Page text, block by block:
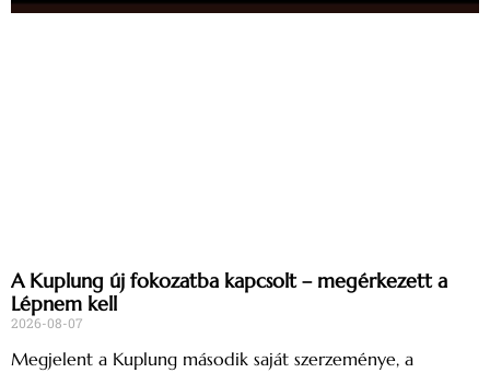
A Kuplung új fokozatba kapcsolt – megérkezett a
Lépnem kell
2026-08-07
Megjelent a Kuplung második saját szerzeménye, a